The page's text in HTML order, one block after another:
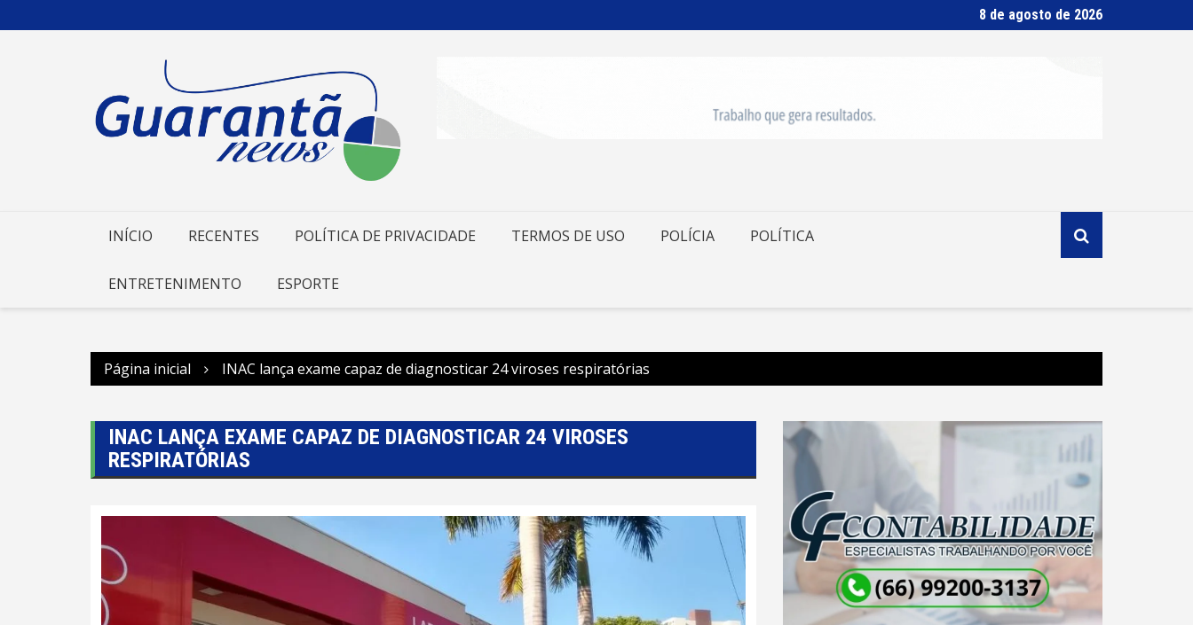
para
8 de agosto de 2026
INÍCIO RECENTES POLÍTICA DE PRIVACIDADE TERMOS DE USO POLÍCIA POLÍTICA
ENTRETENIMENTO ESPORTE
Página inicial INAC lança exame capaz de diagnosticar 24 viroses respiratórias
INAC LANÇA EXAME CAPAZ DE DIAGNOSTICAR 24 VIROSES
RESPIRATÓRIAS